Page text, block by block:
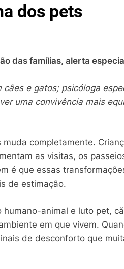
dos pets
das famílias, alerta
e gatos; psicóloga
uma convivência mais
completamente.
as visitas, os
é que essas
de estimação.
animal e luto pet,
em que vivem.
de desconforto que